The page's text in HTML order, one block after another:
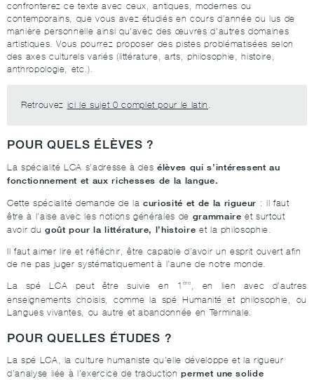
confronterez ce texte avec ceux, antiques, modernes ou
contemporains, que vous avez étudiés en cours d’année ou lus de
manière personnelle ainsi qu’avec des œuvres d’autres domaines
artistiques. Vous pourrez proposer des pistes problématisées selon
des axes culturels variés (littérature, arts, philosophie, histoire,
anthropologie, etc.).
Retrouvez ici le sujet 0 complet pour le latin .
POUR QUELS ÉLÈVES ?
La spécialité LCA s’adresse à desélèves qui s’intéressent au
fonctionnement et aux richesses de la langue.
Cette spécialité demande de lacuriosité et de la rigueur : il faut
être à l’aise avec les notions générales de grammaire et surtout
avoir du goût pour la littérature, l’histoire et la philosophie.
Il faut aimer lire et réfléchir, être capable d’avoir un esprit ouvert afin
de ne pas juger systématiquement à l’aune de notre monde.
La spé LCA peut être suivie en 1 ère , en lien avec d’autres
enseignements choisis, comme la spé Humanité et philosophie, ou
Langues vivantes, ou autre et abandonnée en Terminale.
POUR QUELLES ÉTUDES ?
La spé LCA, la culture humaniste qu’elle développe et la rigueur
d’analyse liée à l’exercice de traduction permet une solide